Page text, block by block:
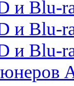
и Blu-
и Blu-
и Blu-